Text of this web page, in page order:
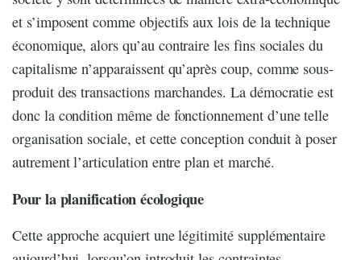
et s’imposent comme objectifs aux lois de la technique
économique, alors qu’au contraire les fins sociales du
capitalisme n’apparaissent qu’après coup, comme sous-
produit des transactions marchandes. La démocratie est
donc la condition même de fonctionnement d’une telle
organisation sociale, et cette conception conduit à poser
autrement l’articulation entre plan et marché.
Pour la planification écologique
Cette approche acquiert une légitimité supplémentaire